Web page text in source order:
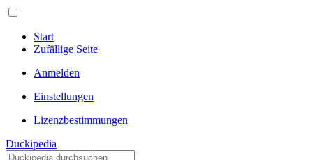
Start
Zufällige Seite
Anmelden
Einstellungen
Lizenzbestimmungen
Duckipedia